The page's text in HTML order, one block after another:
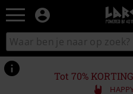
Zoek
in
catalogus
Tot 70%